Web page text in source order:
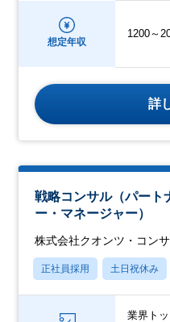
想定年収
1200～
詳
戦略コンサル（パート
ー・マネージャー）
株式会社クオンツ・コン
正社員採用 土日祝休み
業界ト